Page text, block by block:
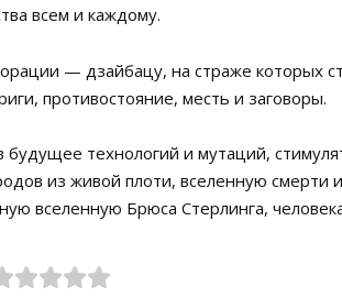
всем и каждому.
— дзайбацу, на страже которых
противостояние, месть и заговоры.
будущее технологий и мутаций,
из живой плоти, вселенную
вселенную Брюса Стерлинга,